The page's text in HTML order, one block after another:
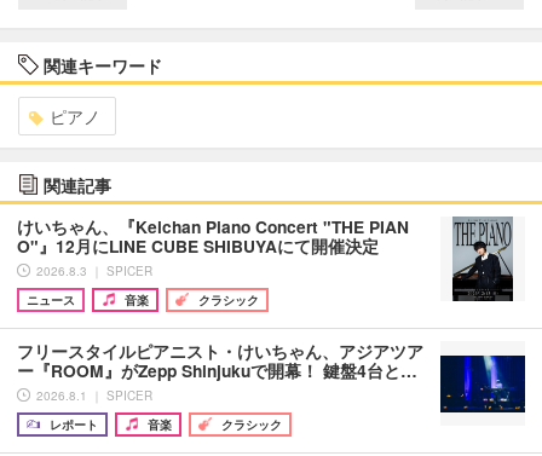
関連キーワード
ピアノ
関連記事
けいちゃん、『Keichan Piano Concert "THE PIAN
O"』12月にLINE CUBE SHIBUYAにて開催決定
2026.8.3 ｜ SPICER
ニュース
音楽 クラシック
フリースタイルピアニスト・けいちゃん、アジアツア
ー『ROOM』がZepp Shinjukuで開幕！ 鍵盤4台と…
2026.8.1 ｜ SPICER
レポート
音楽 クラシック